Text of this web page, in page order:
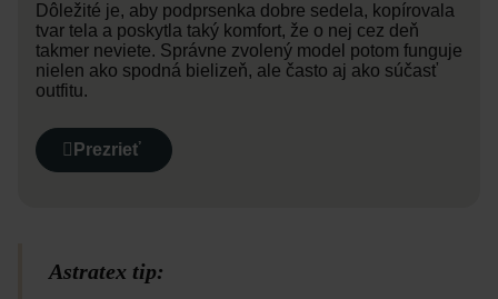
Dôležité je, aby podprsenka dobre sedela, kopírovala
tvar tela a poskytla taký komfort, že o nej cez deň
takmer neviete. Správne zvolený model potom funguje
nielen ako spodná bielizeň, ale často aj ako súčasť
outfitu.
Prezrieť
Astratex tip: